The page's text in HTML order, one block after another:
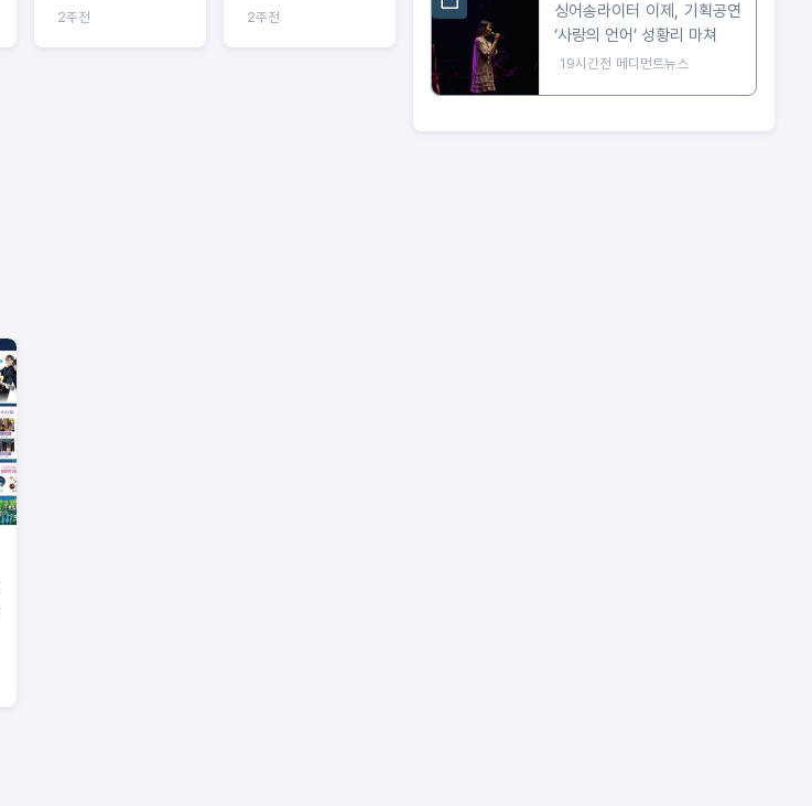
2주전 2주전
싱어송라이터 이제, 기획공연
‘사랑의 언어’ 성황리 마쳐
19시간전 메디먼트뉴스